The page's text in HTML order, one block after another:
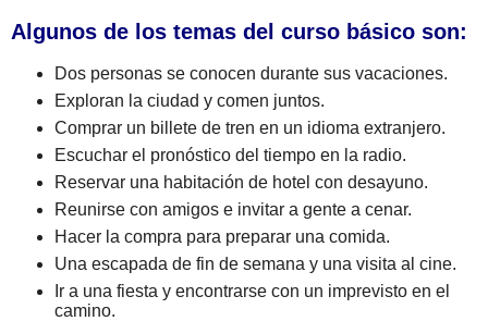
Algunos de los temas del curso básico son:
Dos personas se conocen durante sus vacaciones.
Exploran la ciudad y comen juntos.
Comprar un billete de tren en un idioma extranjero.
Escuchar el pronóstico del tiempo en la radio.
Reservar una habitación de hotel con desayuno.
Reunirse con amigos e invitar a gente a cenar.
Hacer la compra para preparar una comida.
Una escapada de fin de semana y una visita al cine.
Ir a una fiesta y encontrarse con un imprevisto en el
camino.